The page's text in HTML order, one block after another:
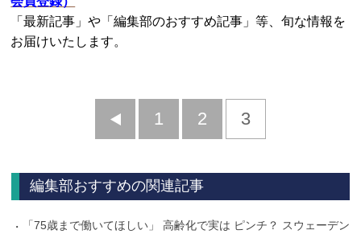
「最新記事」や「編集部のおすすめ記事」等、旬な情報を
お届けいたします。
前
1 2 3
編集部おすすめの関連記事
「75歳まで働いてほしい」 高齢化で実は ピンチ？ スウェーデン